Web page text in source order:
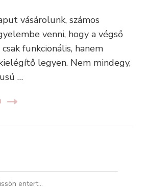
vásárolunk, számos
venni, hogy a végső
funkcionális, hanem
legyen. Nem mindegy,
…